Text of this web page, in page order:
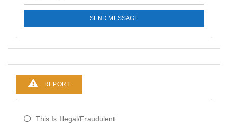
SEND MESSAGE
REPORT
This Is Illegal/fraudulent